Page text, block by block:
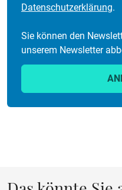
Datenschutzerklärung.
Sie können den
unserem Newsletter